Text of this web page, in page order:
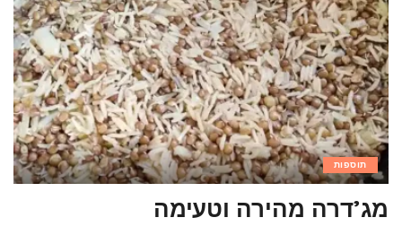
תוספות
מג’דרה מהירה וטעימה